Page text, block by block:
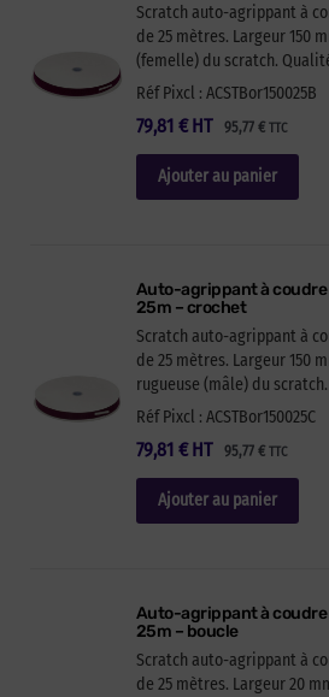
Scratch auto-agrippant à
de 25 mètres. Largeur 150
(femelle) du scratch.
Réf Pixcl : ACSTBor150025B
79,81 € 95,77 €TTC
HT
Ajouter au panier
Auto-agrippant à coudre
25m – crochet
Scratch auto-agrippant à
de 25 mètres. Largeur 150
rugueuse (mâle) du
Réf Pixcl : ACSTBor150025C
79,81 € 95,77 €TTC
HT
Ajouter au panier
Auto-agrippant à coudre
25m – boucle
Scratch auto-agrippant à
de 25 mètres. Largeur 20